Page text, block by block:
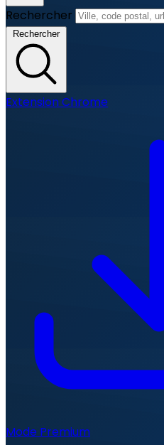
Rechercher
Rechercher
Extension Chrome
Mode Premium